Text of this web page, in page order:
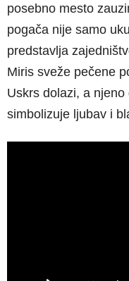
posebno mesto
pogača nije samo
predstavlja
Miris sveže pečene
Uskrs dolazi, a
simbolizuje ljubav i